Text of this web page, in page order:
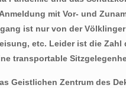
mit Vor- und
ist nur von der
etc. Leider ist die
transportable
Geistlichen Zentrum des